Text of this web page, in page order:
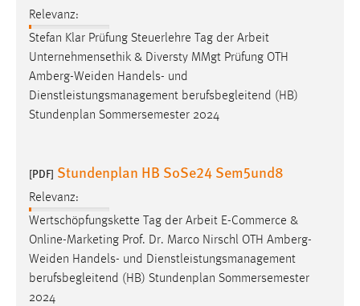
Relevanz:
Stefan Klar Prüfung Steuerlehre Tag der Arbeit
Unternehmensethik & Diversty MMgt Prüfung OTH
Amberg-Weiden Handels- und
Dienstleistungsmanagement berufsbegleitend (HB)
Stundenplan Sommersemester 2024
[PDF] Stundenplan HB SoSe24 Sem5und8
Relevanz:
Wertschöpfungskette Tag der Arbeit E-Commerce &
Online-Marketing Prof. Dr. Marco Nirschl OTH Amberg-
Weiden Handels- und Dienstleistungsmanagement
berufsbegleitend (HB) Stundenplan Sommersemester
2024
Login
Name:
fe_user, be_user, be_lastLoginProvider
Zweck:
Dieser Cookie ist notwendig um sich an der Website
Cookie Laufzeit:
STATISTIK
Statistik Cookies erfassen Informationen anonym.
Diese Informationen helfen uns zu verstehen, wie